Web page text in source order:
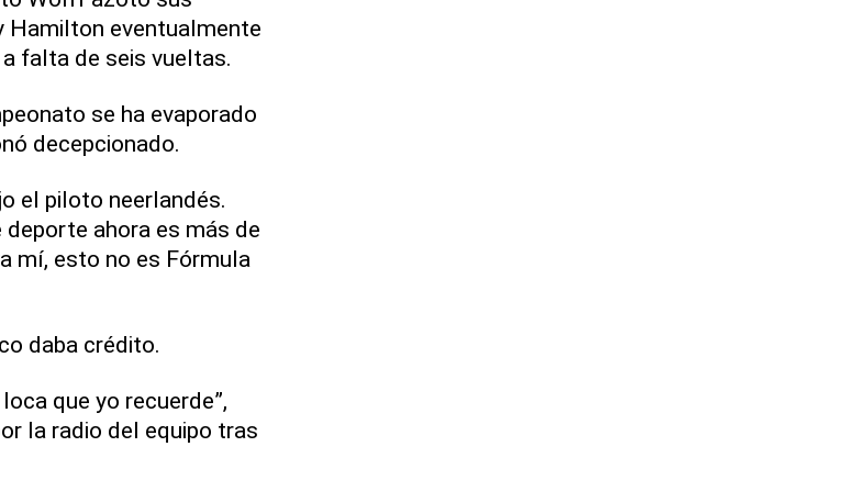
Hamilton eventualmente
falta de seis vueltas.
se ha evaporado
decepcionado.
el piloto neerlandés.
ahora es más de
mí, esto no es Fórmula
daba crédito.
que yo recuerde”,
la radio del equipo tras